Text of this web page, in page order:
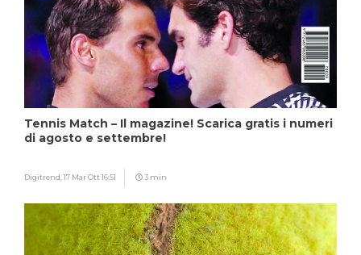
Tennis Match – Il magazine! Scarica gratis i numeri
di agosto e settembre!
Digitrend,17 Mar Ott 16:51 3 min